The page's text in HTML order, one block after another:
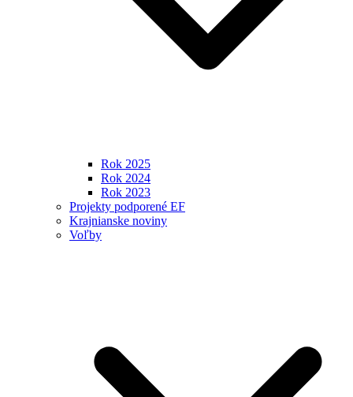
Rok 2025
Rok 2024
Rok 2023
Projekty podporené EF
Krajnianske noviny
Voľby